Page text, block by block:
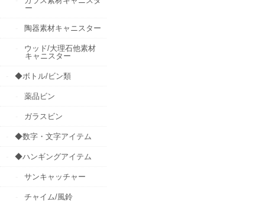
ー
陶器素材キャニスター
ウッド/大理石他素材
キャニスター
◆ボトル/ビン類
薬品ビン
ガラスビン
◆数字・文字アイテム
◆ハンギングアイテム
サンキャッチャー
チャイム/風鈴